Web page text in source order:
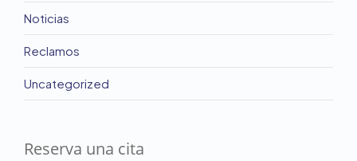
Noticias
Reclamos
Uncategorized
Reserva una cita